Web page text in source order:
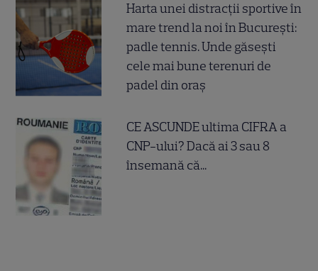
Harta unei distracții sportive în
mare trend la noi în București:
padle tennis. Unde găsești
cele mai bune terenuri de
padel din oraș
CE ASCUNDE ultima CIFRA a
CNP-ului? Dacă ai 3 sau 8
însemană că...